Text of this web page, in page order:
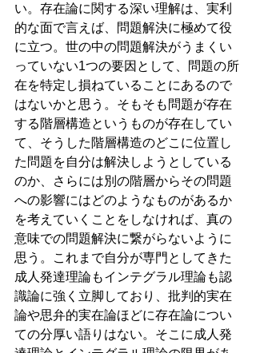
い。存在論に関する深い理解は、実利
的な面で言えば、問題解決に極めて役
に立つ。世の中の問題解決がうまくい
っていない1つの要因として、問題の所
在を特定し損ねていることにあるので
はないかと思う。そもそも問題が存在
する階層構造というものが存在してい
て、そうした階層構造のどこに位置し
た問題を自分は解決しようとしている
のか、さらには別の階層からその問題
への影響にはどのようなものがあるか
を考えていくことをしなければ、真の
意味での問題解決に繋がらないように
思う。これまで自分が専門としてきた
成人発達理論もインテグラル理論も認
識論に強く立脚しており、批判的実在
論や思弁的実在論ほどに存在論につい
ての分厚い語りはない。そこに成人発